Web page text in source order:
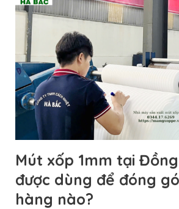
Mút xốp 1mm tại
được dùng để đóng
hàng nào?